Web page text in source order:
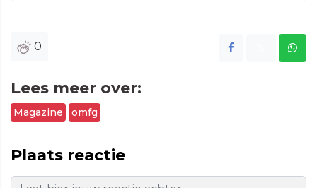
0
Lees meer over:
Magazine omfg
Plaats reactie